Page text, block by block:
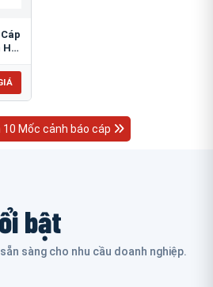
Hệ
Mốc cảnh báo cáp
bật
sàng cho nhu cầu doanh nghiệp.